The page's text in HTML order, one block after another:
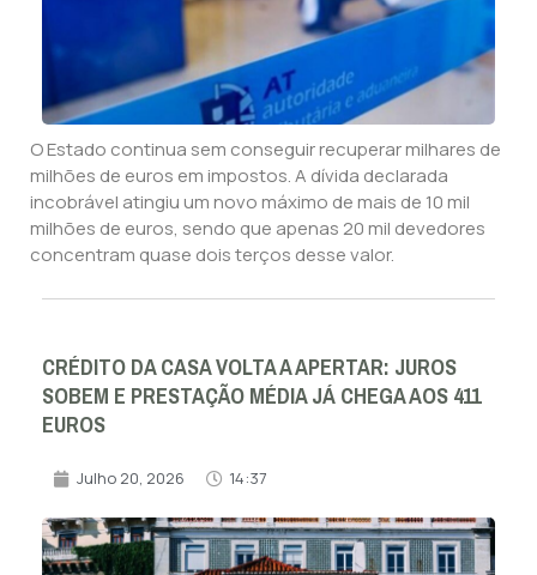
O Estado continua sem conseguir recuperar milhares de
milhões de euros em impostos. A dívida declarada
incobrável atingiu um novo máximo de mais de 10 mil
milhões de euros, sendo que apenas 20 mil devedores
concentram quase dois terços desse valor.
CRÉDITO DA CASA VOLTA A APERTAR: JUROS
SOBEM E PRESTAÇÃO MÉDIA JÁ CHEGA AOS 411
EUROS
Julho 20, 2026 14:37